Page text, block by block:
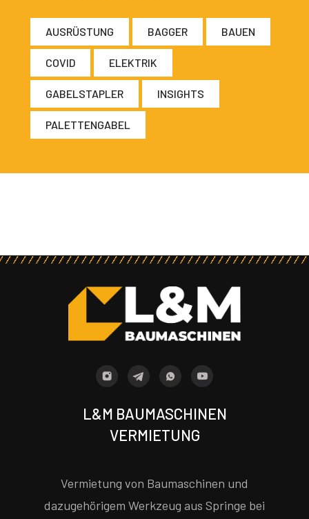
AUSRÜSTUNG BAGGER BAUEN
COVID ELEKTRIK
GABELSTAPLER INSIGHTS
PALETTENGABEL
L&M BAUMASCHINEN
VERMIETUNG
Vermietung von Baumaschinen und
dazugehörigem Werkzeug aus Springe bei